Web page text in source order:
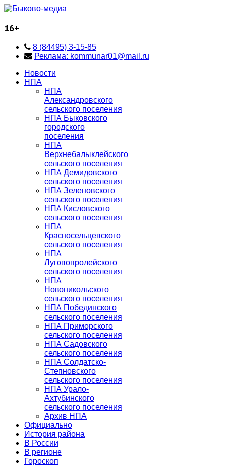
16+
8 (84495) 3-15-85
Реклама: kommunar01@mail.ru
Новости
НПА
НПА
Александровского
сельского поселения
НПА Быковского
городского
поселения
НПА
Верхнебалыклейского
сельского поселения
НПА Демидовского
сельского поселения
НПА Зеленовского
сельского поселения
НПА Кисловского
сельского поселения
НПА
Красносельцевского
сельского поселения
НПА
Луговопролейского
сельского поселения
НПА
Новоникольского
сельского поселения
НПА Побединского
сельского поселения
НПА Приморского
сельского поселения
НПА Садовского
сельского поселения
НПА Солдатско-
Степновского
сельского поселения
НПА Урало-
Ахтубинского
сельского поселения
Архив НПА
Официально
История района
В России
В регионе
Гороскоп